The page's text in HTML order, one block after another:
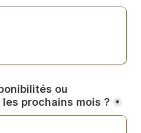
tés o
prochains mois ? *